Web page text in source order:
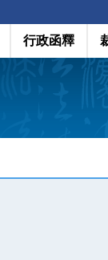
行政函釋